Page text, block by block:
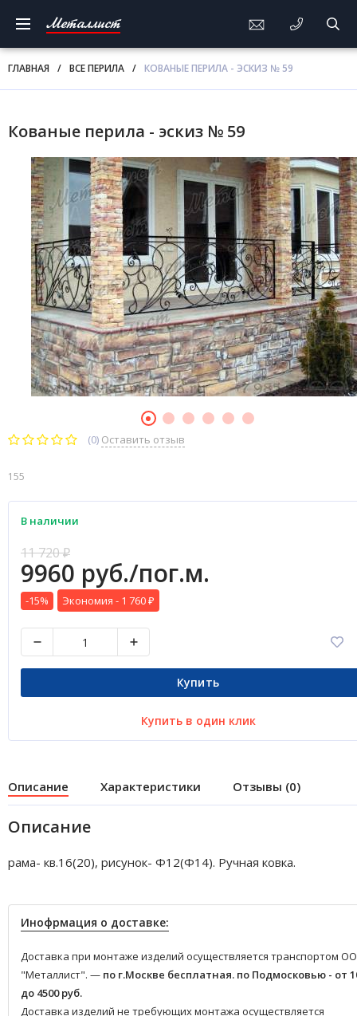
Металлист
ГЛАВНАЯ / ВСЕ ПЕРИЛА / КОВАНЫЕ ПЕРИЛА - ЭСКИЗ № 59
Кованые перила - эскиз № 59
(0) Оставить отзыв
155
В наличии
11 720₽
9960 руб./пог.м.
-15% Экономия - 1 760 ₽
Купить
Купить в один клик
Описание Характеристики Отзывы (0)
Описание
рама- кв.16(20), рисунок- Ф12(Ф14). Ручная ковка.
Инофрмация о доставке:
Доставка при монтаже изделий осуществляется транспортом
"Металлист". — по г.Москве бесплатная. по Подмосковью - от
до 4500 руб.
Доставка изделий не требующих монтажа осуществляется